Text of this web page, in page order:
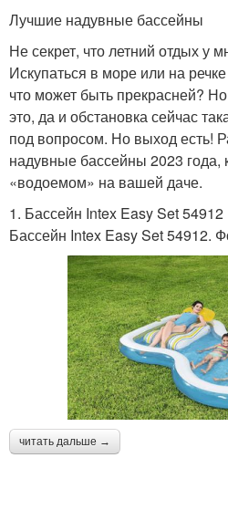
Лучшие надувные бассейны
Не секрет, что летний отдых у
Искупаться в море или на
что может быть прекрасней?
это, да и обстановка сейчас
под вопросом. Но выход есть!
надувные бассейны 2023 года,
«водоемом» на вашей даче.
1. Бассейн Intex Easy Set 54912
Бассейн Intex Easy Set 54912.
читать дальше →